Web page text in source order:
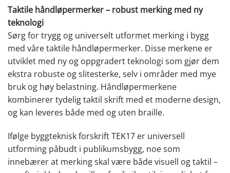
Taktile håndløpermerker – robust merking med ny
teknologi
Sørg for trygg og universelt utformet merking i bygg
med våre taktile håndløpermerker. Disse merkene er
utviklet med ny og oppgradert teknologi som gjør dem
ekstra robuste og slitesterke, selv i områder med mye
bruk og høy belastning. Håndløpermerkene
kombinerer tydelig taktil skrift med et moderne design,
og kan leveres både med og uten braille.
Ifølge byggteknisk forskrift TEK17 er universell
utforming påbudt i publikumsbygg, noe som
innebærer at merking skal være både visuell og taktil –